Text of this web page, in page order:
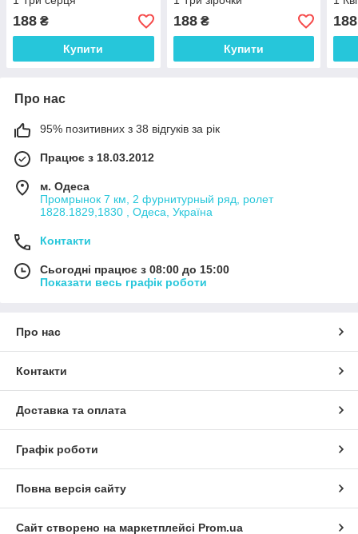
188 ₴
Купити
188₴
Купити
188
Про нас
95% позитивних з 38 відгуків за рік
Працює з 18.03.2012
м. Одеса
Промрынок 7 км, 2 фурнитурный ряд, ролет
1828.1829,1830 , Одеса, Україна
Контакти
Сьогодні працює з 08:00 до 15:00
Показати весь графік роботи
Про нас
Контакти
Доставка та оплата
Графік роботи
Повна версія сайту
Сайт створено на маркетплейсі Prom.ua